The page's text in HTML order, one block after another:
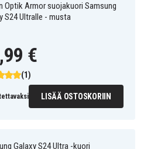
Optik Armor suojakuori Samsung
S24 Ultralle - musta
(1)
€
LISÄÄ OSTOSKORIIN
Galaxy S24 Ultra -kuori